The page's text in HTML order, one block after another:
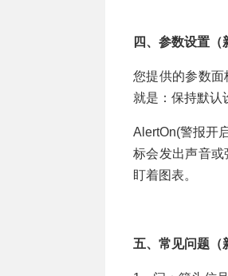
四、参数设置（
您提供的参数
就是：保持默认
AlertOn(警报开
标会发出声音
盯着图表。
五、常见问题（